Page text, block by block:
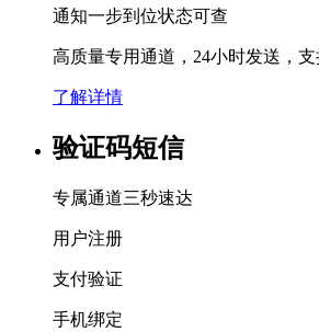
通知一步到位状态可查
高质量专用通道，24小时发送，
了解详情
验证码短信
专属通道三秒速达
用户注册
支付验证
手机绑定